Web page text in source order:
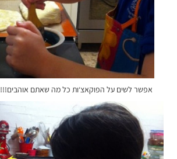
אפשר לשים על הפוקאצ‘ות כל מה שאתם אוהבים!!!